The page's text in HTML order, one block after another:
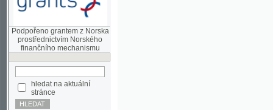
Podpořeno grantem z Norska
prostřednictvím Norského
hledat na aktuální
stránce
Pokročilé vyhledávání